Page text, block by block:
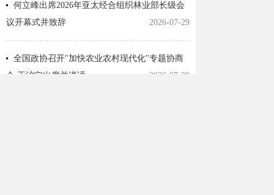
何立峰出席2026年亚太经合组织林业部长级会
议开幕式并致辞
2026-07-29
全国政协召开"加快农业农村现代化"专题协商
会 王沪宁出席并讲话
2026-07-29